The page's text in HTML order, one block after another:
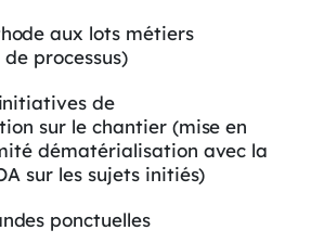
aux lots métiers
processus)
de
sur le chantier (mise en
dématérialisation avec la
sur les sujets initiés)
ponctuelles